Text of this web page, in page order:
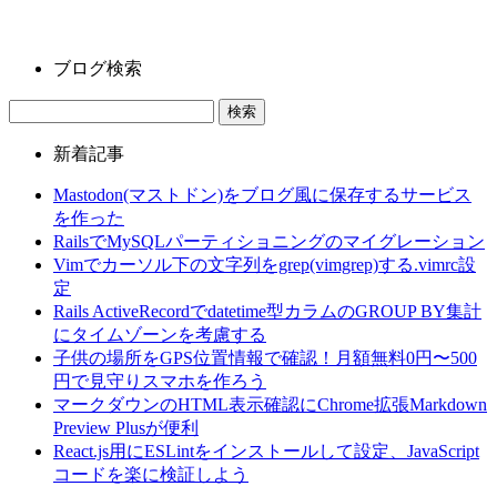
ブログ検索
新着記事
Mastodon(マストドン)をブログ風に保存するサービス
を作った
RailsでMySQLパーティショニングのマイグレーション
Vimでカーソル下の文字列をgrep(vimgrep)する.vimrc設
定
Rails ActiveRecordでdatetime型カラムのGROUP BY集計
にタイムゾーンを考慮する
子供の場所をGPS位置情報で確認！月額無料0円〜500
円で見守りスマホを作ろう
マークダウンのHTML表示確認にChrome拡張Markdown
Preview Plusが便利
React.js用にESLintをインストールして設定、JavaScript
コードを楽に検証しよう